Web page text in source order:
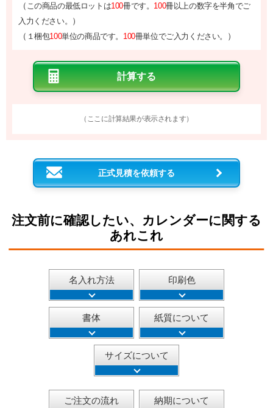
（ この商品の最低ロットは100冊です。 100冊以上の数字を半角でご
入力ください。
）
（ １梱包100単位の商品です。 100冊単位でご入力ください。 ）
（ここに計算結果が表示されます）
正式見積を依頼する
注文前に確認したい、カレンダーに関する
あれこれ
名入れ方法 印刷色
書体 紙質について
サイズについて
ご注文の流れ 納期について